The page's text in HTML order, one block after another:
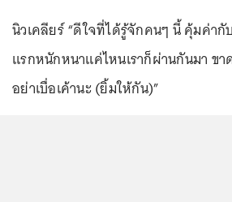
นิวเคลียร์ “ดีใจที่ได้รู้จักคนๆ นี้ คุ้มค่า
แรกหนักหนาแค่ไหนเราก็ผ่านกันมา ขา
อย่าเบื่อเค้านะ (ยิ้มให้กัน)”